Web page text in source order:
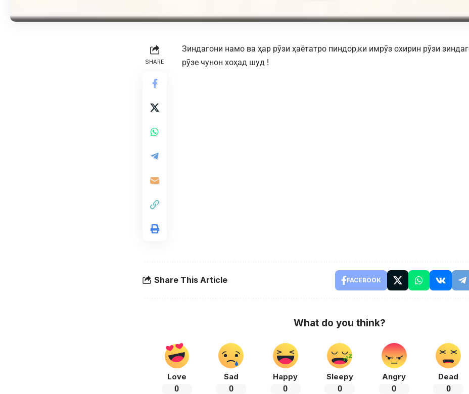
SHARE
Зиндагони намо ва ҳар рӯзи ҳаётатро пиндор,ки имрӯз охирин рӯзи
рӯзе чунон хоҳад шуд !
Share This Article FACEBOOK
What do you think?
Love
0
Sad
0
Happy
0
Sleepy
0
Angry
0
Dead
0